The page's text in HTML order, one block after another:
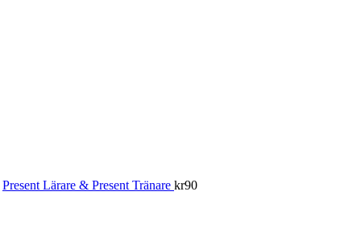
Present Lärare & Present Tränare kr90